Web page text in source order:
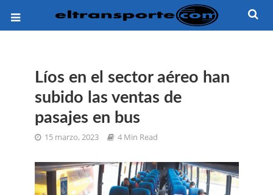
Líos en el sector aéreo han
subido las ventas de
pasajes en bus
15 marzo, 2023 4 Min Read